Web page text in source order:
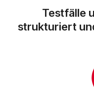
Testfälle
strukturiert